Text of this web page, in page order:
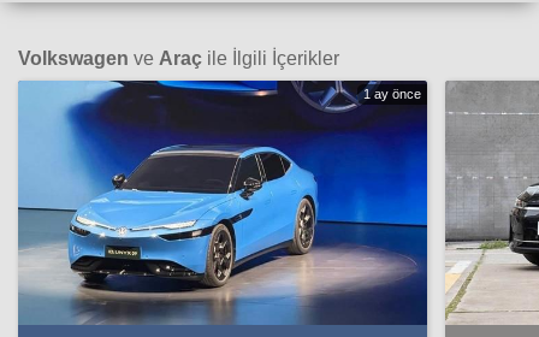
Volkswagen ve Araç ile İlgili İçerikler
1 ay önce